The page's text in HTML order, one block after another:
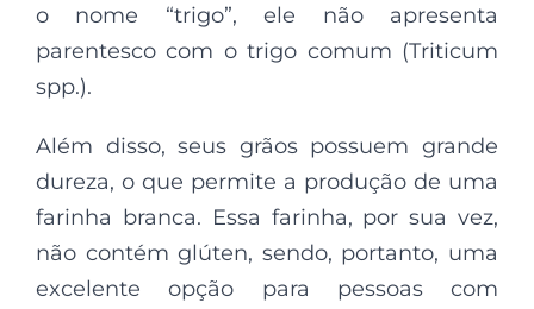
o nome “trigo”, ele não apresenta
parentesco com o trigo comum (Triticum
spp.).
Além disso, seus grãos possuem grande
dureza, o que permite a produção de uma
farinha branca. Essa farinha, por sua vez,
não contém glúten, sendo, portanto, uma
excelente opção para pessoas com